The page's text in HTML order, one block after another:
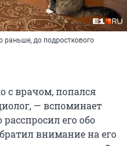
раньше, до подросткового
с врачом, попался
— вспоминает
его обо
внимание на его